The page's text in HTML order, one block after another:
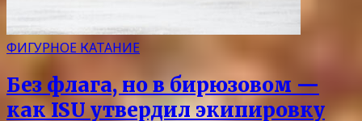
ФИГУРНОЕ КАТАНИЕ
Без флага, но в бирюзовом —
как ISU утвердил экипировку